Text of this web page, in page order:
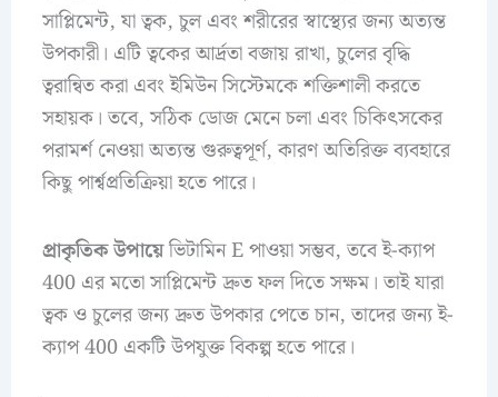
সাপ্লিমেন্ট, যা ত্বক, চুল এবং শরীরের স্বাস্থ্যের জন্য অত্যন্ত
উপকারী। এটি ত্বকের আর্দ্রতা বজায় রাখা, চুলের বৃদ্ধি
ত্বরান্বিত করা এবং ইমিউন সিস্টেমকে শক্তিশালী করতে
সহায়ক। তবে, সঠিক ডোজ মেনে চলা এবং চিকিৎসকের
পরামর্শ নেওয়া অত্যন্ত গুরুত্বপূর্ণ, কারণ অতিরিক্ত ব্যবহারে
কিছু পার্শ্বপ্রতিক্রিয়া হতে পারে।
প্রাকৃতিক উপায়েভিটামিন E পাওয়া সম্ভব, তবে ই-ক্যাপ
400 এর মতো সাপ্লিমেন্ট দ্রুত ফল দিতে সক্ষম। তাই যারা
ত্বক ও চুলের জন্য দ্রুত উপকার পেতে চান, তাদের জন্য ই-
ক্যাপ 400 একটি উপযুক্ত বিকল্প হতে পারে।